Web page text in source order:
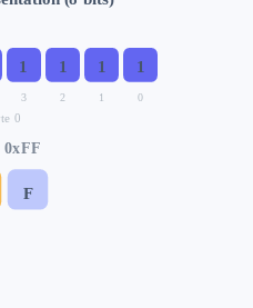
1
3
1
2
1
1
1
0
0
0xFF
F